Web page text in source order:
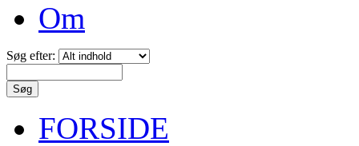
Om
Søg efter:
FORSIDE